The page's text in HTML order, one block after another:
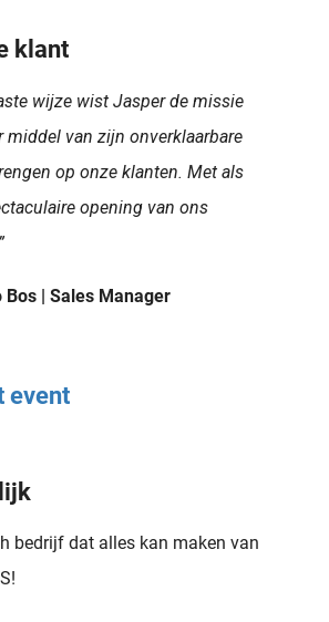
klant
wijze wist Jasper de missie
middel van zijn onverklaarbare
op onze klanten. Met als
opening van ons
Bos | Sales Manager
bedrijf dat alles kan maken van